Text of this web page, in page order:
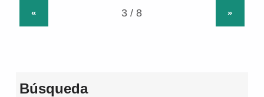
« »
Búsqueda